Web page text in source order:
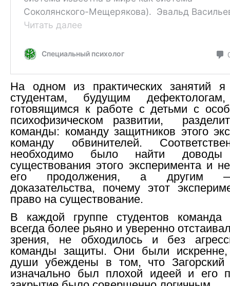
На одном из практических занятий я
студентам, будущим дефектологам,
готовящимся к работе с детьми с
психофизическом развитии,
команды: команду защитников этого
команду обвинителей.
необходимо было найти
существования этого эксперимента и
его продолжения, а другим
доказательства, почему этот
право на существование.
В каждой группе студентов команда
всегда более рьяно и уверенно
зрения, не обходилось и без
команды защиты. Они были
души убеждены в том, что Загорский
изначально был плохой идеей и его